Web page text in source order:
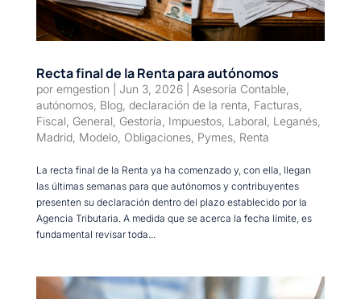
Recta final de la Renta para autónomos
por emgestion Jun 3, 2026| Asesoría Contable,
autónomos, Blog, declaración de la renta Facturas,
Fiscal General Gestoría Impuestos, Laboral Leganés,
Madrid, Modelo, Obligaciones, Pymes, Renta
La recta final de la Renta ya ha comenzado y, con ella, llegan
las últimas semanas para que autónomos y contribuyentes
presenten su declaración dentro del plazo establecido por la
Agencia Tributaria. A medida que se acerca la fecha límite, es
fundamental revisar toda...